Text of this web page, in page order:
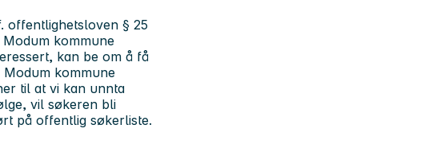
offentlighetsloven § 25
kommune
kan be om å få
kommune
til at vi kan unnta
vil søkeren bli
på offentlig søkerliste.